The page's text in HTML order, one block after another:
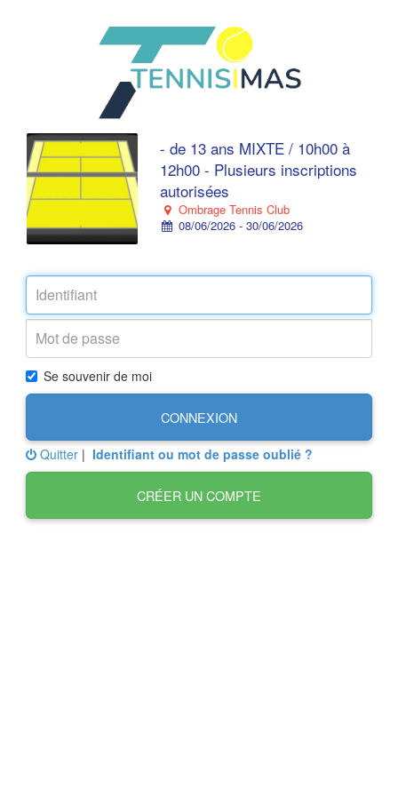
- de 13 ans MIXTE / 10h00 à
12h00 - Plusieurs inscriptions
autorisées
Ombrage Tennis Club
08/06/2026 - 30/06/2026
Se souvenir de moi
CONNEXION
Quitter | Identifiant ou mot de passe oublié ?
CRÉER UN COMPTE